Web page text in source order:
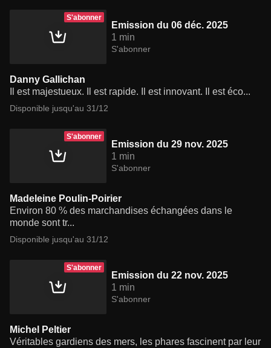
S'abonner
Emission du 06 déc. 2025
1 min
S'abonner
Danny Gallichan
Il est majestueux. Il est rapide. Il est innovant. Il est éco...
Disponible jusqu'au 31/12
S'abonner
Emission du 29 nov. 2025
1 min
S'abonner
Madeleine Poulin-Poirier
Environ 80 % des marchandises échangées dans le
monde sont tr...
Disponible jusqu'au 31/12
S'abonner
Emission du 22 nov. 2025
1 min
S'abonner
Michel Peltier
Véritables gardiens des mers, les phares fascinent par leur